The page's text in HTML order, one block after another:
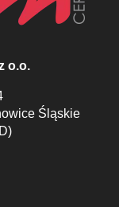
o.o.
Śląskie